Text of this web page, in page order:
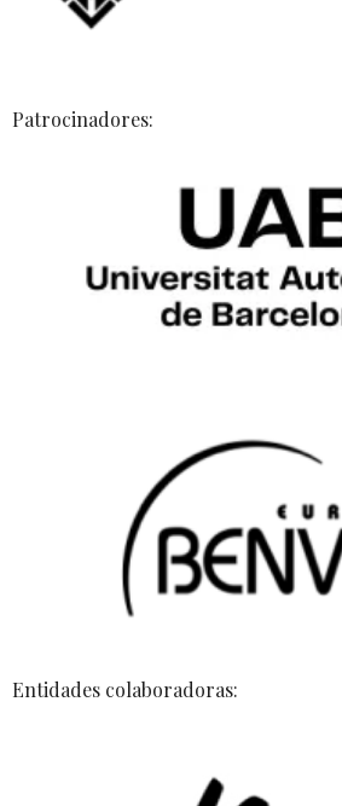
Patrocinadores:
Entidades colaboradoras: